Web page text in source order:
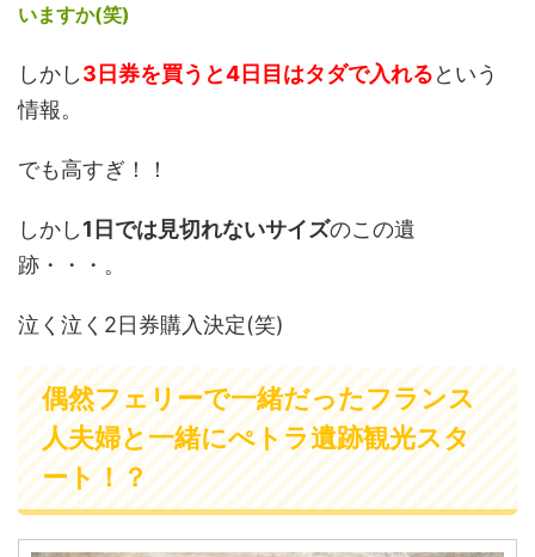
いますか(笑)
しかし3日券を買うと4日目はタダで入れるという
情報。
でも高すぎ！！
しかし1日では見切れないサイズのこの遺
跡・・・。
泣く泣く2日券購入決定(笑)
偶然フェリーで一緒だったフランス
人夫婦と一緒にぺトラ遺跡観光スタ
ート！？